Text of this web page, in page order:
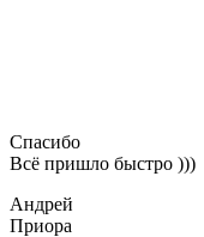
Спасибо
Всё пришло быстро )))
Андрей
Приора